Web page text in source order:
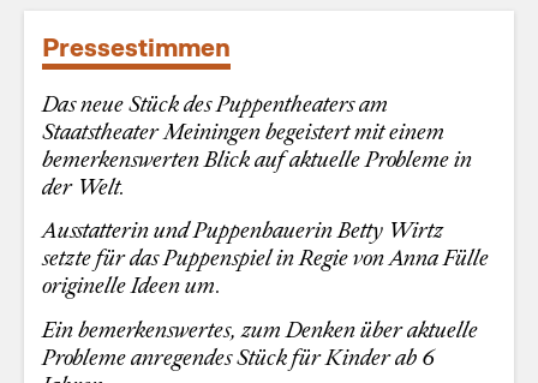
Pressestimmen
Das neue Stück des Puppentheaters am
Staatstheater Meiningen begeistert mit einem
bemerkenswerten Blick auf aktuelle Probleme in
der Welt.
Ausstatterin und Puppenbauerin Betty Wirtz
setzte für das Puppenspiel in Regie von Anna Fülle
originelle Ideen um.
Ein bemerkenswertes, zum Denken über aktuelle
Probleme anregendes Stück für Kinder ab 6